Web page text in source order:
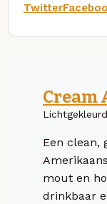
Twitter
Cream
Een clean,
mout en
drinkbaar